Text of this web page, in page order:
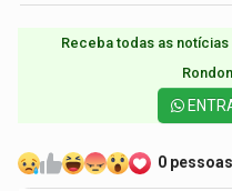
Receba todas as
0